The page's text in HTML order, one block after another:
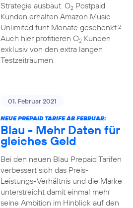
Strategie ausbaut. O2Postpaid
Kunden erhalten Amazon Music
Unlimited fünf Monate geschenkt.2
Auch hier profitieren O2Kunden
exklusiv von den extra langen
Testzeiträumen.
01. Februar 2021
NEUE PREPAID TARIFE AB FEBRUAR:
Blau - Mehr Daten für
gleiches Geld
Bei den neuen Blau Prepaid Tarifen
verbessert sich das Preis-
Leistungs-Verhältnis und die Marke
unterstreicht damit einmal mehr
seine Ambition im Hinblick auf den